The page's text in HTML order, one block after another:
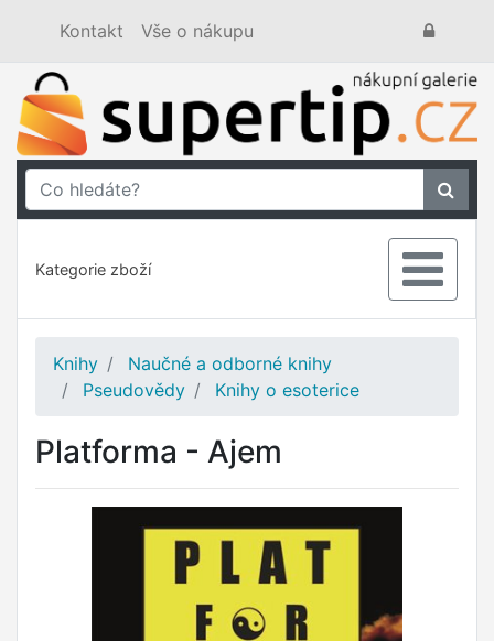
Kontakt Vše o nákupu
Kategorie zboží
Knihy
Naučné a odborné knihy
Pseudovědy
Knihy o esoterice
Platforma - Ajem